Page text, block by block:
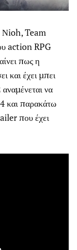
Νioh, Team
action RPG
πως η
και έχει μπει
να
και παρακάτω
που έχει